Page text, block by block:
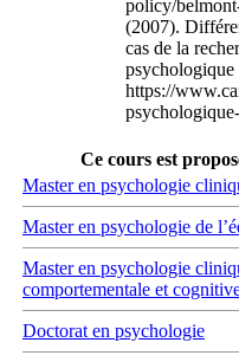
policy/
(2007).
cas de la
https://
Ce cours est
Master en psychologie
Master en psychologie de
Master en psychologie
comportementale et
Doctorat en psychologie